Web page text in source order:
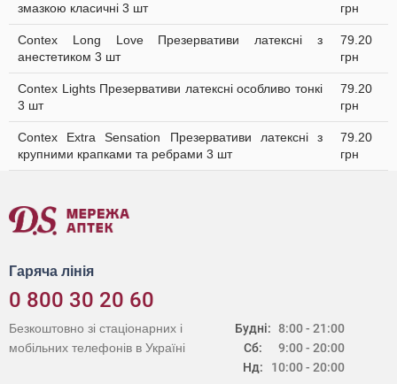
змазкою класичні 3 шт
грн
Contex Long Love Презервативи латексні з
анестетиком 3 шт
79.20
грн
Contex Lights Презервативи латексні особливо тонкі
3 шт
79.20
грн
Contex Extra Sensation Презервативи латексні з
крупними крапками та ребрами 3 шт
79.20
грн
Гаряча лінія
0 800 30 20 60
Будні:
Сб:
Нд:
8:00 - 21:00
9:00 - 20:00
10:00 - 20:00
Безкоштовно зі стаціонарних і
мобільних телефонів в Україні